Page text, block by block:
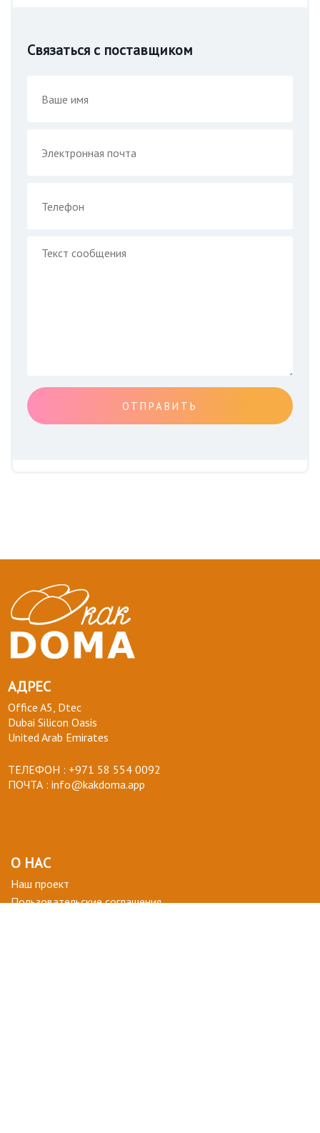
Связаться с поставщиком
ОТПРАВИТЬ
АДРЕС
Office A5, Dtec
Dubai Silicon Oasis
United Arab Emirates
ТЕЛЕФОН : +971 58 554 0092
ПОЧТА : info@kakdoma.app
О НАС
Наш проект
Пользовательские соглашения